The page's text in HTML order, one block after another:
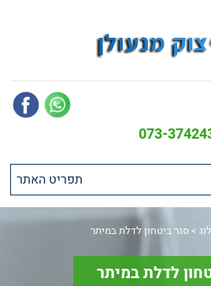
>סגר ביטחון לדלת במיתר
לדלת במיתר